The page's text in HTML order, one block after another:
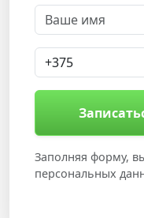
Заполняя форму,
персональных